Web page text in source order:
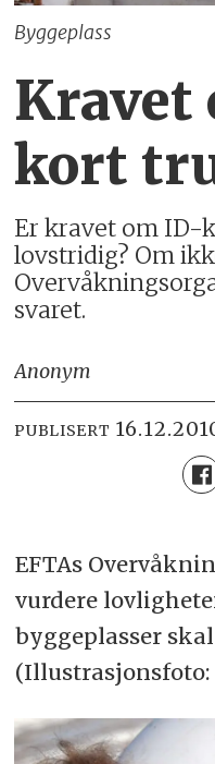
Byggeplass
Kravet
kort
Er kravet om ID-
lovstridig? Om
svaret.
Anonym
PUBLISERT
EFTAs
vurdere
byggeplasser
(Illustrasjonsfoto: